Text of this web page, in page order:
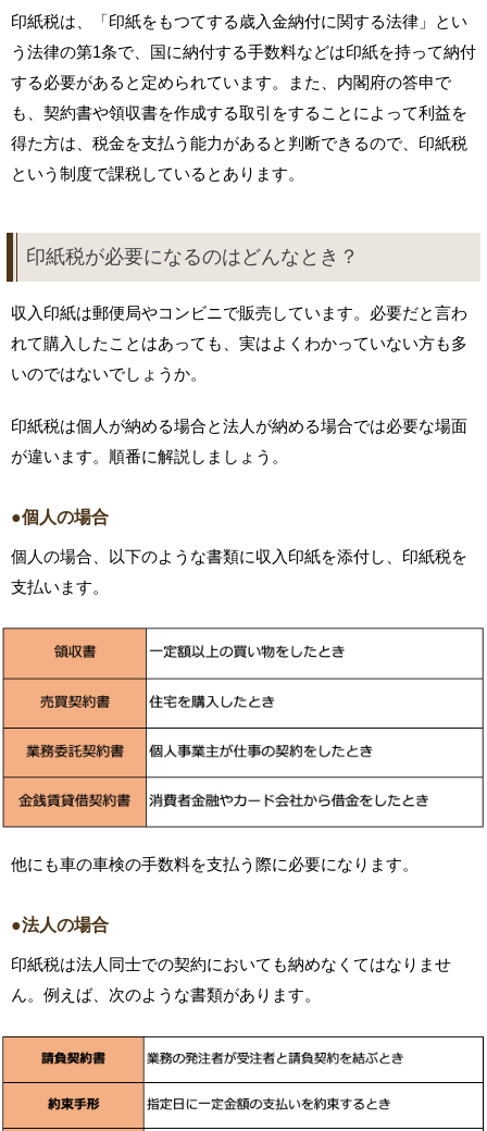
印紙税は、「印紙をもつてする歳入金納付に関する法律」とい
う法律の第1条で、国に納付する手数料などは印紙を持って納付
する必要があると定められています。また、内閣府の答申で
も、契約書や領収書を作成する取引をすることによって利益を
得た方は、税金を支払う能力があると判断できるので、印紙税
という制度で課税しているとあります。
印紙税が必要になるのはどんなとき？
収入印紙は郵便局やコンビニで販売しています。必要だと言わ
れて購入したことはあっても、実はよくわかっていない方も多
いのではないでしょうか。
印紙税は個人が納める場合と法人が納める場合では必要な場面
が違います。順番に解説しましょう。
●個人の場合
個人の場合、以下のような書類に収入印紙を添付し、印紙税を
支払います。
他にも車の車検の手数料を支払う際に必要になります。
●法人の場合
印紙税は法人同士での契約においても納めなくてはなりませ
ん。例えば、次のような書類があります。